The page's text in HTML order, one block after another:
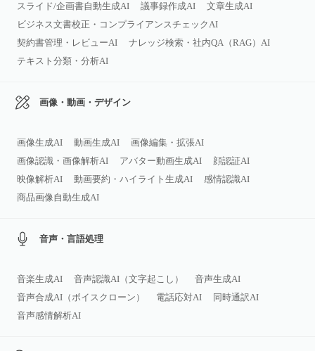
スライド/企画書自動生成AI 議事録作成AI
文章生成AI
ビジネス文書校正・コンプライアンスチェックAI
契約書管理・レビューAI
ナレッジ検索・社内QA（RAG）AI
テキスト分類・分析AI
画像・動画・デザイン
画像生成AI 動画生成AI
画像編集・拡張AI
画像認識・画像解析AI
アバター動画生成AI
顔認証AI
映像解析AI
動画要約・ハイライト生成AI
感情認識AI
商品画像自動生成AI
音声・言語処理
音楽生成AI 音声認識AI（文字起こし）
音声生成AI
音声合成AI（ボイスクローン）
電話応対AI
同時通訳AI
音声感情解析AI